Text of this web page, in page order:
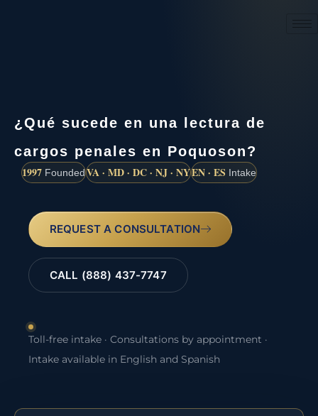
¿Qué sucede en una lectura de
cargos penales en Poquoson?
1997 FoundedVA · MD · DC · NJ · NYEN · ES Intake
REQUEST A CONSULTATION
CALL (888) 437-7747
Toll-free intake · Consultations by appointment ·
Intake available in English and Spanish